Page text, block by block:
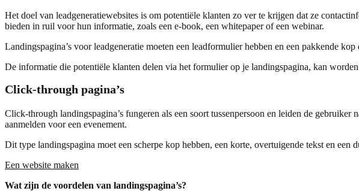
Het doel van leadgeneratiewebsites is om potentiële klanten zo ver te krijgen dat ze
bieden in ruil voor hun informatie, zoals een e-book, een whitepaper of een webinar.
Landingspagina’s voor leadgeneratie moeten een leadformulier hebben en een pakkende
De informatie die potentiële klanten delen via het formulier op je landingspagina, kan
Click-through pagina’s
Click-through landingspagina’s fungeren als een soort tussenpersoon en leiden de
aanmelden voor een evenement.
Dit type landingspagina moet een scherpe kop hebben, een korte, overtuigende tekst en een
Een website maken
Wat zijn de voordelen van landingspagina’s?